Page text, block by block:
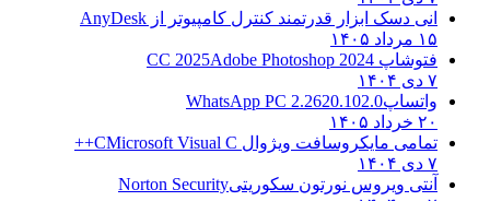
انی دسک ابزار قدرتمند کنترل کامپیوتر ازAnyDesk
فتوشاپ CC 2025Adobe Photoshop 2024
واتساپWhatsApp PC 2.2620.102.0
تمامی مایکروسافت ویژوال CMicrosoft Visual C++
آنتی ویروس نورتون سکوریتیNorton Security